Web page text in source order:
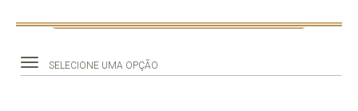
SELECIONE UMA OPÇÃO